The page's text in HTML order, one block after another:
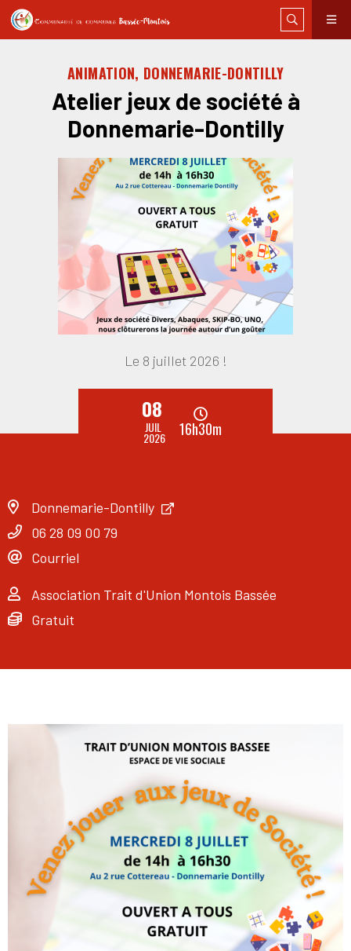
ANIMATION, DONNEMARIE-DONTILLY
Atelier jeux de société à
Donnemarie-Dontilly
Le 8 juillet 2026 !
08
JUIL
2026 16h30m
Donnemarie-Dontilly
06 28 09 00 79
Courriel
Association Trait d'Union Montois Bassée
Gratuit